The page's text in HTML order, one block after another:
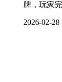
牌，玩家
2026-02-28